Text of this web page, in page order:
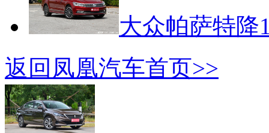
大众帕萨特降
返回凤凰汽车首页>>